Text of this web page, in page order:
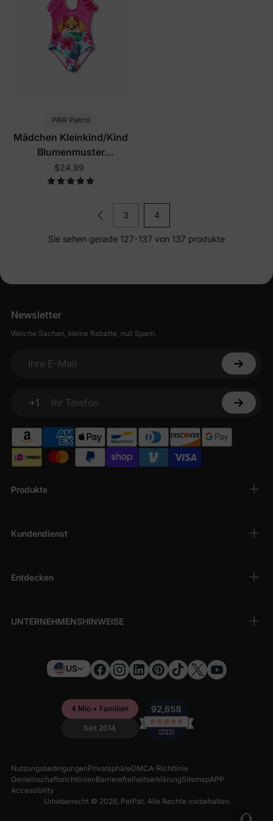
PAW Patrol
Mädchen Kleinkind/Kind
Blumenmuster
Badeanzüge Rosarot
$24.99
3 4
Sie sehen gerade 127-137 von 137 produkte
Produkte
Kundendienst
Entdecken
UNTERNEHMENSHINWEISE
Newsletter
Weiche Sachen, kleine Rabatte, null Spam.
Ihre E-Mail
+1
Ihr Telefon
US
4 Mio.+ Familien
Seit 2014
NutzungsbedingungenPrivatsphäreDMCA-Richtlinie
GemeinschaftsrichtlinienBarrierefreiheitserklärungSitemapAPP
Accessibility
Urheberrecht © 2026, PatPat. Alle Rechte vorbehalten